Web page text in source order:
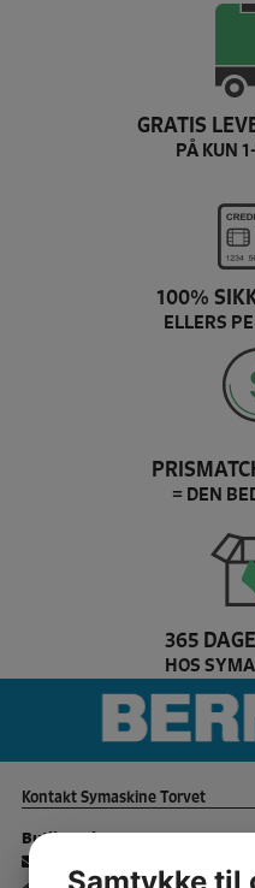
GRATIS
PÅ KUN
100%
ELLERS
= DEN
365
HOS
Kontakt Symaskine Torvet
Butik Rødovre:
Samtykke til